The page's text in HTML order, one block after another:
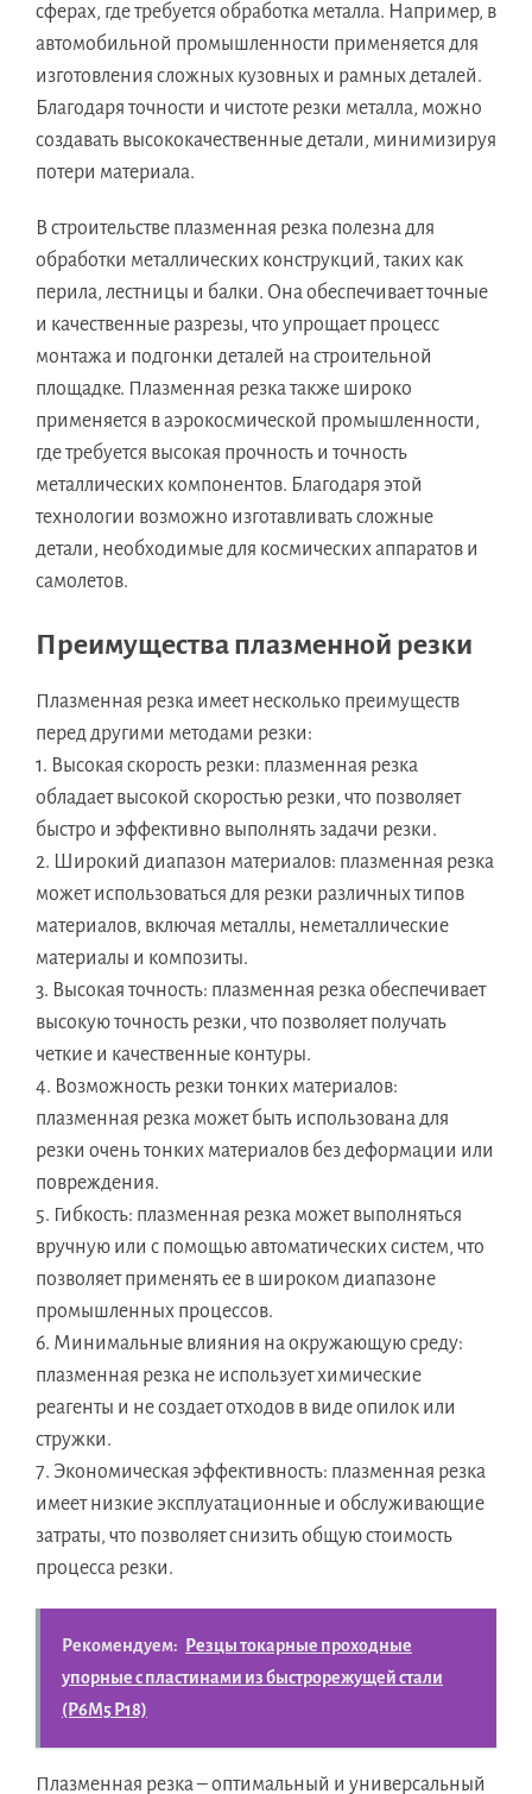
сферах, где требуется обработка металла. Например, в
автомобильной промышленности применяется для
изготовления сложных кузовных и рамных деталей.
Благодаря точности и чистоте резки металла, можно
создавать высококачественные детали, минимизируя
потери материала.
В строительстве плазменная резка полезна для
обработки металлических конструкций, таких как
перила, лестницы и балки. Она обеспечивает точные
и качественные разрезы, что упрощает процесс
монтажа и подгонки деталей на строительной
площадке. Плазменная резка также широко
применяется в аэрокосмической промышленности,
где требуется высокая прочность и точность
металлических компонентов. Благодаря этой
технологии возможно изготавливать сложные
детали, необходимые для космических аппаратов и
самолетов.
Преимущества плазменной резки
Плазменная резка имеет несколько преимуществ
перед другими методами резки:
1. Высокая скорость резки: плазменная резка
обладает высокой скоростью резки, что позволяет
быстро и эффективно выполнять задачи резки.
2. Широкий диапазон материалов: плазменная резка
может использоваться для резки различных типов
материалов, включая металлы, неметаллические
материалы и композиты.
3. Высокая точность: плазменная резка обеспечивает
высокую точность резки, что позволяет получать
четкие и качественные контуры.
4. Возможность резки тонких материалов:
плазменная резка может быть использована для
резки очень тонких материалов без деформации или
повреждения.
5. Гибкость: плазменная резка может выполняться
вручную или с помощью автоматических систем, что
позволяет применять ее в широком диапазоне
промышленных процессов.
6. Минимальные влияния на окружающую среду:
плазменная резка не использует химические
реагенты и не создает отходов в виде опилок или
стружки.
7. Экономическая эффективность: плазменная резка
имеет низкие эксплуатационные и обслуживающие
затраты, что позволяет снизить общую стоимость
процесса резки.
Рекомендуем:
Резцы токарные проходные
упорные с пластинами из быстрорежущей стали
(Р6М5 Р18)
Плазменная резка – оптимальный и универсальный